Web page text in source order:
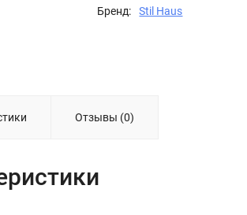
Бренд: Stil Haus
Отзывы (0)